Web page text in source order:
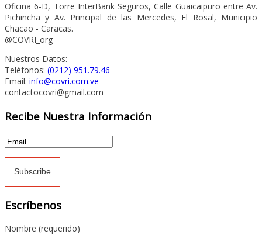
Oficina 6-D, Torre InterBank Seguros, Calle Guaicaipuro entre Av.
Pichincha y Av. Principal de las Mercedes, El Rosal, Municipio
Chacao - Caracas.
@COVRI_org
Nuestros Datos:
Teléfonos: (0212) 951.79.46
Email: info@covri.com.ve
contactocovri@gmail.com
Recibe Nuestra Información
Escríbenos
Nombre (requerido)